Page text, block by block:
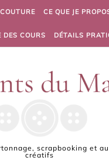
CE QUE JE
DES COURS DÉTAILS
scrapbooking et
créatifs